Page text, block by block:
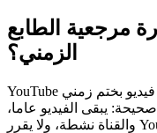
مرجعية الطابع
الزمني؟
YouTube يسمح لك بحفظ الإشارة إلى فيديو بختم زمني "?t="، لكن
يبقى الفيديو عاما،
والقناة نشطة، ولا يقرر YouTube التوقف عن استضافته. أي من هذه